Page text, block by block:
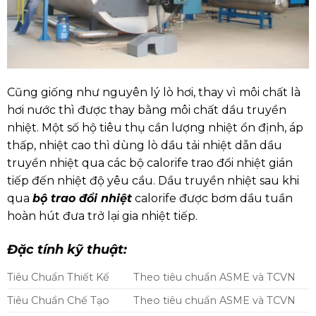
Cũng giống như nguyên lý lò hơi, thay vì môi chất là
hơi nước thì được thay bằng môi chất dầu truyền
nhiệt. Một số hộ tiêu thụ cần lượng nhiệt ổn định, áp
thấp, nhiệt cao thì dùng lò dầu tải nhiệt dẫn dầu
truyền nhiệt qua các bộ calorife trao đổi nhiệt gián
tiếp đến nhiệt độ yêu cầu. Dầu truyền nhiệt sau khi
qua bộ trao đổi nhiệtcalorife được bơm dầu tuần
hoàn hút đưa trở lại gia nhiệt tiếp.
Đặc tính kỹ thuật:
Tiêu Chuẩn Thiết Kế
Theo tiêu chuẩn ASME và TCVN
Tiêu Chuẩn Chế Tạo
Theo tiêu chuẩn ASME và TCVN